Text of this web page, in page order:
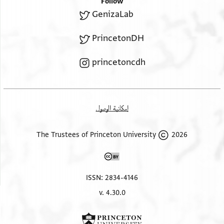
GenizaLab
PrincetonDH
princetoncdh
إمكانية الوصول
2026 The Trustees of Princeton University
ISSN: 2834-4146
v. 4.30.0